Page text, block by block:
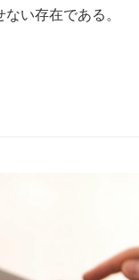
い存在である。